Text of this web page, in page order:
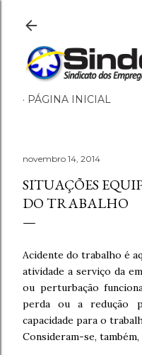
PÁGINA INICIAL
novembro 14, 2014
SITUAÇÕES
DO TRABALHO
Acidente do trabalho é
atividade a serviço da
ou perturbação
perda ou a redução
capacidade para o
Consideram-se,